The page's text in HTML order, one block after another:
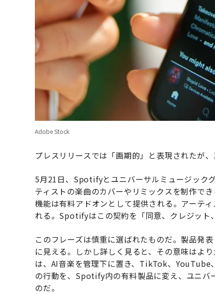
Adobe Stock
プレスリリースでは「画期的」と表現されたが、
5月21日、Spotifyとユニバーサルミュージック
ティストの楽曲のカバーやリミックスを制作で
機能は有料アドオンとして提供される。アーテ
れる。Spotifyはこの契約を「同意、クレジット
このフレーズは慎重に選ばれたものだ。製品発
に見える。しかし詳しく見ると、その意味はよ
は、AI音楽を管理下に置き、TikTok、YouTube
の行動を、Spotify内の有料製品に変え、ユニバ
のだ。